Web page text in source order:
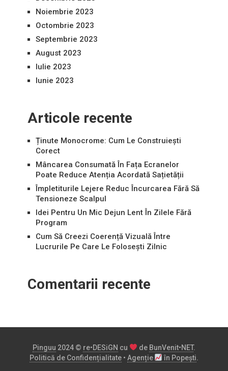
Noiembrie 2023
Octombrie 2023
Septembrie 2023
August 2023
Iulie 2023
Iunie 2023
Articole recente
Ținute Monocrome: Cum Le Construiești
Corect
Mâncarea Consumată În Fața Ecranelor
Poate Reduce Atenția Acordată Sațietății
Împletiturile Lejere Reduc Încurcarea Fără Să
Tensioneze Scalpul
Idei Pentru Un Mic Dejun Lent În Zilele Fără
Program
Cum Să Creezi Coerență Vizuală Între
Lucrurile Pe Care Le Folosești Zilnic
Comentarii recente
Pinguu 2024 © re•DESiGN cu de BunVenit•NET.
Politică de Confidențialitate• Agenție în Popești.